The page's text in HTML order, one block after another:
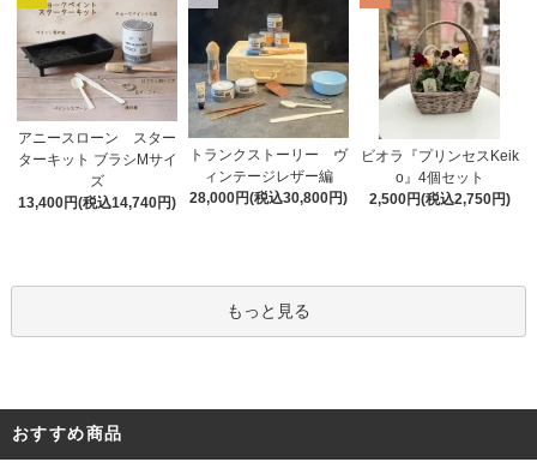
アニースローン スター
ターキット ブラシMサイ
ズ
13,400円(税込14,740円)
トランクストーリー ヴ
ィンテージレザー編
28,000円(税込30,800円)
ビオラ『プリンセスKeik
o』4個セット
2,500円(税込2,750円)
もっと見る
おすすめ商品